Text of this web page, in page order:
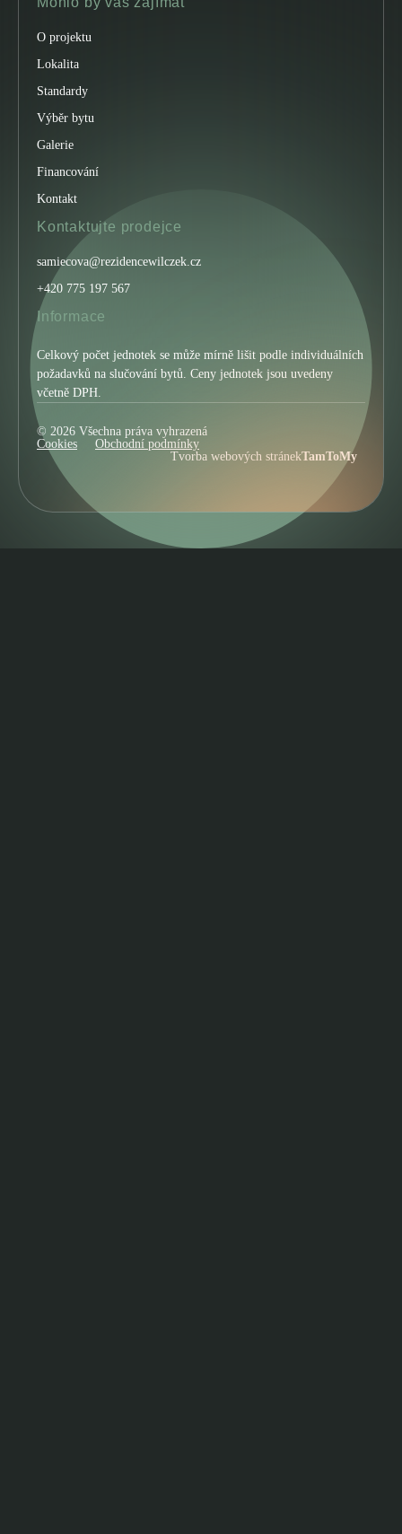
O projektu
Lokalita
Standardy
Výběr bytu
Galerie
Financování
Kontakt
Kontaktujte prodejce
samiecova@rezidencewilczek.cz
+420 775 197 567
Informace
Celkový počet jednotek se může mírně lišit podle individuálních
požadavků na slučování bytů. Ceny jednotek jsou uvedeny
včetně DPH.
© 2026 Všechna práva vyhrazená
Cookies
Obchodní podmínky
Tvorba webových stránekTamToMy